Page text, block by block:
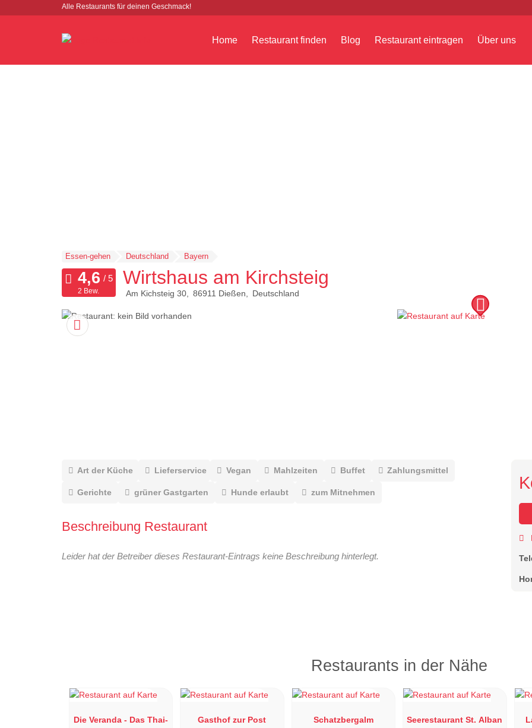
Alle Restaurants für deinen Geschmack!
Home Restaurant finden Blog Restaurant eintragen Über uns
Essen-gehen Deutschland Bayern
Wirtshaus am Kirchsteig
Am Kichsteig 30 86911 Dießen Deutschland
2 Bew.
Art der Küche Lieferservice Vegan Mahlzeiten Buffet Zahlungsmittel
Gerichte grüner Gastgarten Hunde erlaubt zum Mitnehmen
Beschreibung Restaurant
Leider hat der Betreiber dieses Restaurant-Eintrags keine Beschreibung hinterlegt.
Restaurants in der Nähe
Die Veranda - Das Thai-
Gasthof zur Post Schatzbergalm Seerestaurant St. Alban